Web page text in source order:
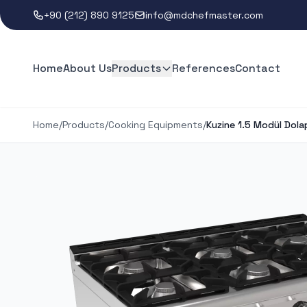
+90 (212) 890 9125 info@mdchefmaster.com
HomeAbout UsProducts ReferencesContact
Home/Products/Cooking Equipments/Kuzine 1.5 Modül